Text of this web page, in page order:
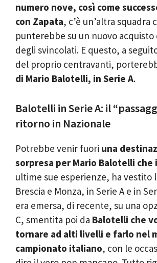
numero nove, così come
con Zapata, c’è un’altra squadra
punterebbe su un nuovo acquisto
degli svincolati. E questo, a
del proprio centravanti,
di Mario Balotelli, in Serie A.
Balotelli in Serie A: il
ritorno in Nazionale
Potrebbe venir fuori una
sorpresa per Mario Balotelli che
ultime sue esperienze, ha vestito
Brescia e Monza, in Serie A e in
era emersa, di recente, su una
C, smentita poi da Balotelli che
tornare ad alti livelli e farlo nel
campionato italiano, con le